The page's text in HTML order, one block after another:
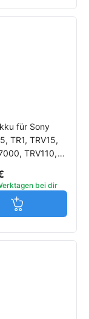
für Sony
TR1, TRV15,
TRV110,
bei dir
Jetzt in den